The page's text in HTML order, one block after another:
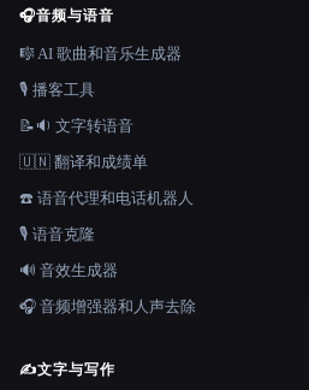
🎧音频与语音
🎼 AI 歌曲和音乐生成器
🎙️ 播客工具
📝🔉 文字转语音
🇺🇳 翻译和成绩单
☎️ 语音代理和电话机器人
🎙️ 语音克隆
🔊 音效生成器
🎧 音频增强器和人声去除
✍️文字与写作